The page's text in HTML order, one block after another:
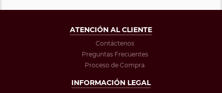
ATENCIÓN AL CLIENTE
Contáctenos
Preguntas Frecuentes
Proceso de Compra
INFORMACIÓN LEGAL